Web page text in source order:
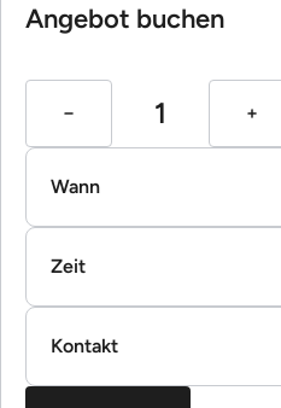
Angebot buchen
Wann
Zeit
Kontakt